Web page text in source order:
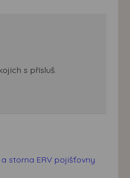
s přísluš.
storna ERV pojišťovny